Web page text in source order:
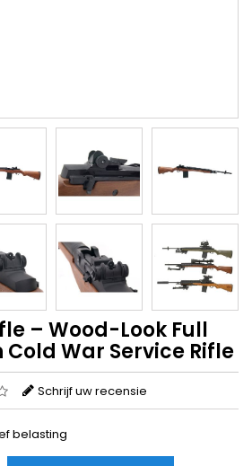
– Wood-Look Full
War Service Rifle
Schrijf uw recensie
belasting